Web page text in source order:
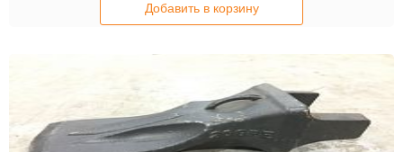
Добавить в корзину